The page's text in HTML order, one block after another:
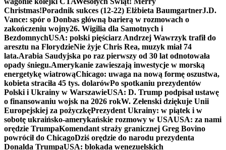
Christmas!Poradnik sukces (12-22) Elżbieta BaumgartnerJ.D.
Vance: spór o Donbas główną barierą w rozmowach o
zakończeniu wojny26. Wigilia dla Samotnych i
BezdomnychUSA: polski pięściarz Andrzej Wawrzyk trafił do
aresztu na FlorydzieNie żyje Chris Rea, muzyk miał 74
lata.Arabia Saudyjska po raz pierwszy od 30 lat odnotowała
opady śniegu.Amerykanie zawieszają inwestycje w morską
energetykę wiatrowąChicago: uwaga na nową formę oszustwa,
kobieta straciła 45 tys. dolarówPo spotkaniu prezydentów
Polski i Ukrainy w WarszawieUSA: D. Trump podpisał ustawę
o finansowaniu wojsk na 2026 rokW. Zełenski dziękuje Unii
Europejskiej za pożyczkęPrezydent Ukrainy: w piątek i w
sobotę ukraińsko-amerykańskie rozmowy w USAUSA: za nami
orędzie TrumpaKomendant straży granicznej Greg Bovino
powrócił do ChicagoDziś orędzie do narodu prezydenta
Donalda TrumpaUSA: blokada wenezuelskich